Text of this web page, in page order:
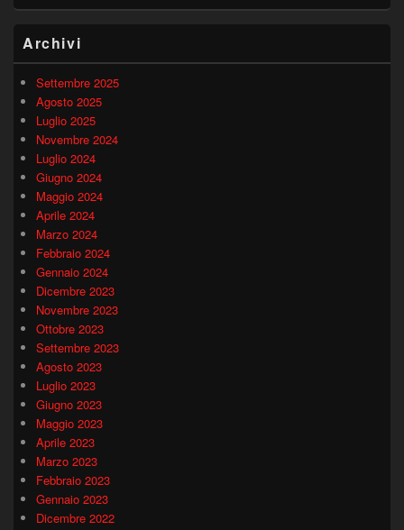
Archivi
Settembre 2025
Agosto 2025
Luglio 2025
Novembre 2024
Luglio 2024
Giugno 2024
Maggio 2024
Aprile 2024
Marzo 2024
Febbraio 2024
Gennaio 2024
Dicembre 2023
Novembre 2023
Ottobre 2023
Settembre 2023
Agosto 2023
Luglio 2023
Giugno 2023
Maggio 2023
Aprile 2023
Marzo 2023
Febbraio 2023
Gennaio 2023
Dicembre 2022